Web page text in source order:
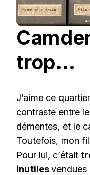
trop…
J’aime ce
contraste entre
démentes, et le
Toutefois, mon
Pour lui, c’était
inutilesvendues